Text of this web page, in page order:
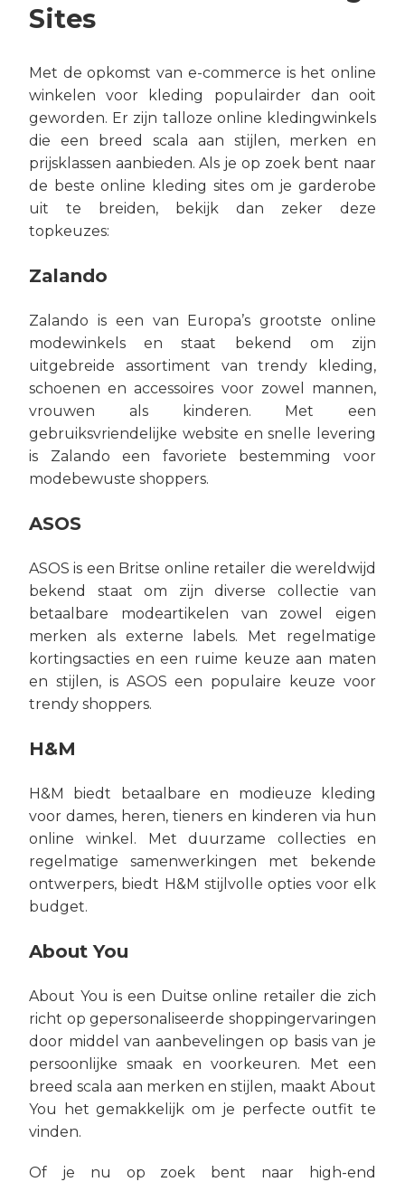
Sites
Met de opkomst van e-commerce is het online
winkelen voor kleding populairder dan ooit
geworden. Er zijn talloze online kledingwinkels
die een breed scala aan stijlen, merken en
prijsklassen aanbieden. Als je op zoek bent naar
de beste online kleding sites om je garderobe
uit te breiden, bekijk dan zeker deze
topkeuzes:
Zalando
Zalando is een van Europa’s grootste online
modewinkels en staat bekend om zijn
uitgebreide assortiment van trendy kleding,
schoenen en accessoires voor zowel mannen,
vrouwen als kinderen. Met een
gebruiksvriendelijke website en snelle levering
is Zalando een favoriete bestemming voor
modebewuste shoppers.
ASOS
ASOS is een Britse online retailer die wereldwijd
bekend staat om zijn diverse collectie van
betaalbare modeartikelen van zowel eigen
merken als externe labels. Met regelmatige
kortingsacties en een ruime keuze aan maten
en stijlen, is ASOS een populaire keuze voor
trendy shoppers.
H&M
H&M biedt betaalbare en modieuze kleding
voor dames, heren, tieners en kinderen via hun
online winkel. Met duurzame collecties en
regelmatige samenwerkingen met bekende
ontwerpers, biedt H&M stijlvolle opties voor elk
budget.
About You
About You is een Duitse online retailer die zich
richt op gepersonaliseerde shoppingervaringen
door middel van aanbevelingen op basis van je
persoonlijke smaak en voorkeuren. Met een
breed scala aan merken en stijlen, maakt About
You het gemakkelijk om je perfecte outfit te
vinden.
Of je nu op zoek bent naar high-end